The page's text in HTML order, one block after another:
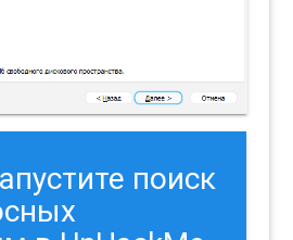
поиск